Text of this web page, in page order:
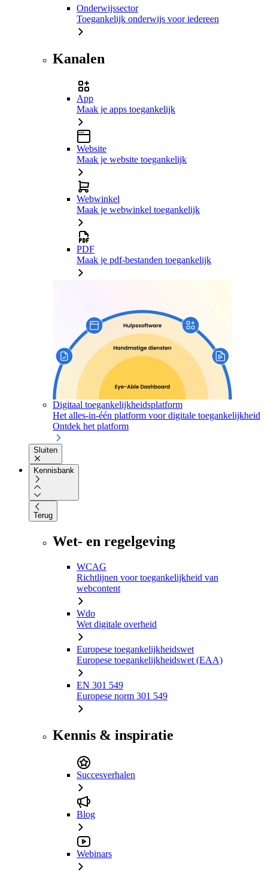
Onderwijssector
Toegankelijk onderwijs voor iedereen
Kanalen
App
Maak je apps toegankelijk
Website
Maak je website toegankelijk
Webwinkel
Maak je webwinkel toegankelijk
PDF
Maak je pdf-bestanden toegankelijk
Digitaal toegankelijkheidsplatform
Het alles-in-één platform voor digitale toegankelijkheid
Ontdek het platform
Sluiten
Kennisbank
Terug
Wet- en regelgeving
WCAG
Richtlijnen voor toegankelijkheid van
webcontent
Wdo
Wet digitale overheid
Europese toegankelijkheidswet
Europese toegankelijkheidswet (EAA)
EN 301 549
Europese norm 301 549
Kennis & inspiratie
Succesverhalen
Blog
Webinars